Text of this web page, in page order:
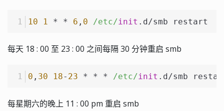
10 1 * * 6 , 0 /etc/init .d/smb restart
每天 18 : 00 至 23 : 00 之间每隔 30 分钟重启 smb
0 , 30 18- 23 * * * /etc/init .d/smb
每星期六的晚上 11 : 00 pm 重启 smb